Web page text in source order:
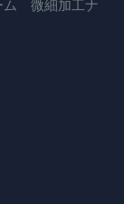
ム 微細加工ナ